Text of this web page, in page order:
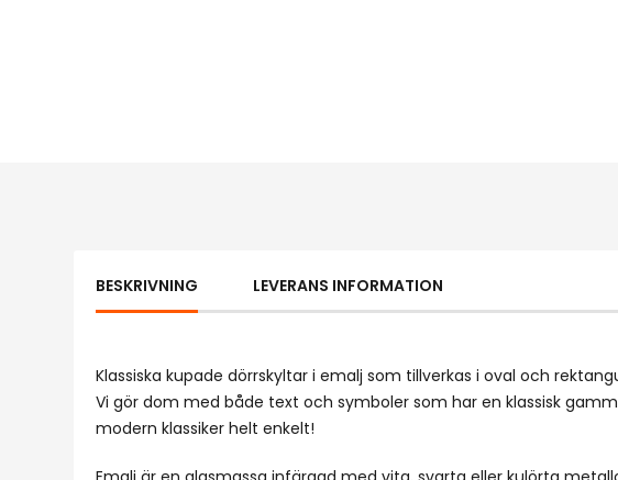
BESKRIVNING LEVERANS INFORMATION
Klassiska kupade dörrskyltar i emalj som tillverkas i oval och
Vi gör dom med både text och symboler som har en klassisk
modern klassiker helt enkelt!